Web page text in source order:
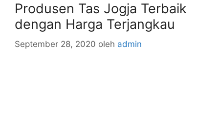
Produsen Tas Jogja Terbaik
dengan Harga Terjangkau
September 28, 2020 oleh admin